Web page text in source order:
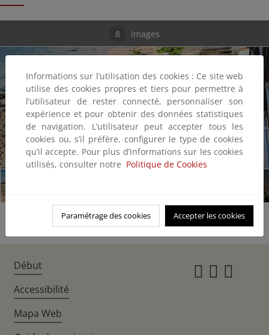
8 Images
1/8
Informations sur l’utilisation des cookies : Ce site web
utilise des cookies propres et tiers pour permettre à
l’utilisateur de rester connecté, personnaliser son
expérience et pour obtenir des données statistiques
de navigation. L’utilisateur peut accepter tous les
cookies ou, s’il préfère, configurer le type de cookies
qu’il accepte. Pour plus d’informations sur les cookies
utilisés, consulter notre Politique de Cookies
Paramétrage des cookies Accepter les cookies
Début
Accessibilité
Mapa Web